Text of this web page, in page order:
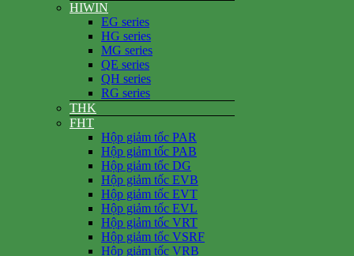
HIWIN
EG series
HG series
MG series
QE series
QH series
RG series
THK
FHT
Hộp giảm tốc PAR
Hộp giảm tốc PAB
Hộp giảm tốc DG
Hộp giảm tốc EVB
Hộp giảm tốc EVT
Hộp giảm tốc EVL
Hộp giảm tốc VRT
Hộp giảm tốc VSRF
Hộp giảm tốc VRB